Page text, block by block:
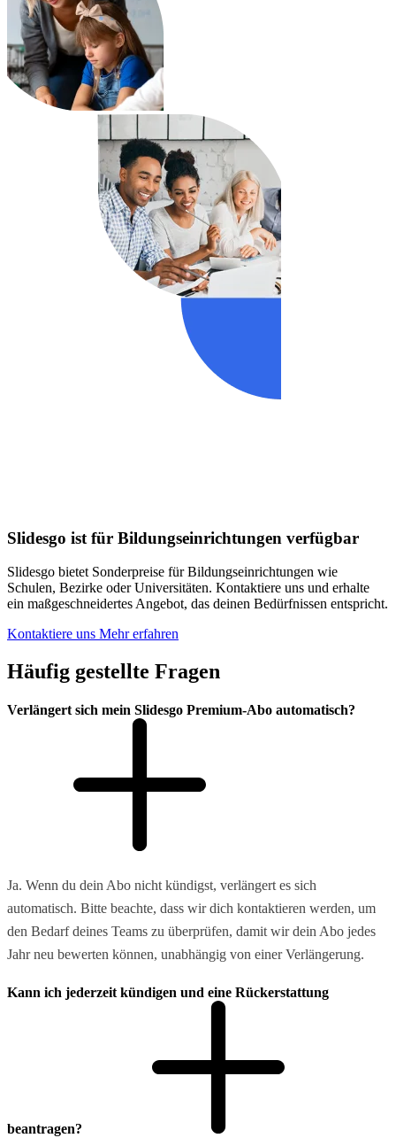
Slidesgo ist für Bildungseinrichtungen verfügbar
Slidesgo bietet Sonderpreise für Bildungseinrichtungen wie
Schulen, Bezirke oder Universitäten. Kontaktiere uns und erhalte
ein maßgeschneidertes Angebot, das deinen Bedürfnissen entspricht.
Kontaktiere uns Mehr erfahren
Häufig gestellte Fragen
Verlängert sich mein Slidesgo Premium-Abo automatisch?
Ja. Wenn du dein Abo nicht kündigst, verlängert es sich
automatisch. Bitte beachte, dass wir dich kontaktieren werden, um
den Bedarf deines Teams zu überprüfen, damit wir dein Abo jedes
Jahr neu bewerten können, unabhängig von einer Verlängerung.
Kann ich jederzeit kündigen und eine Rückerstattung
beantragen?